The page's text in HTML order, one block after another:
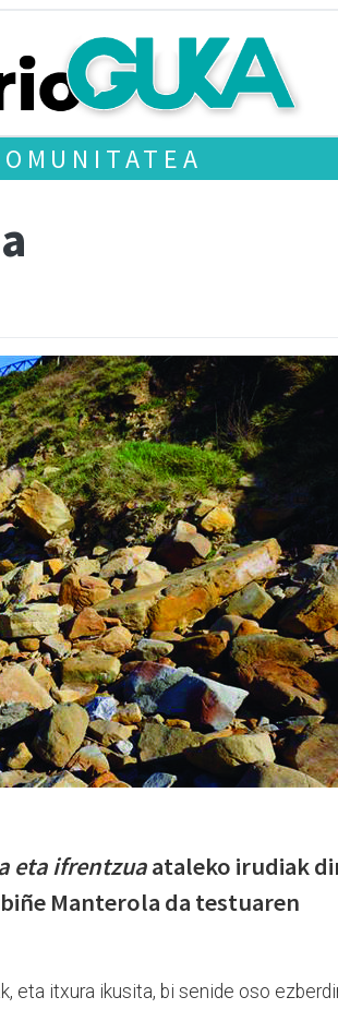
eta ifrentzuaataleko irudiak
Manterola da testuaren
eta itxura ikusita, bi senide oso